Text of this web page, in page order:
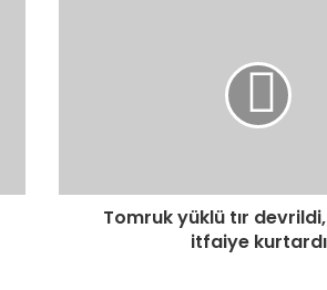
Tomruk yüklü tır
itfaiye kurtardı